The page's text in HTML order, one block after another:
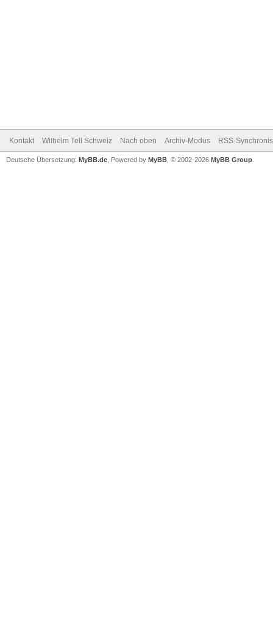
Kontakt Wilhelm Tell Schweiz Nach oben Archiv-Modus RSS-
Deutsche Übersetzung: MyBB.de , Powered by MyBB , © 2002-2026 MyBB Group